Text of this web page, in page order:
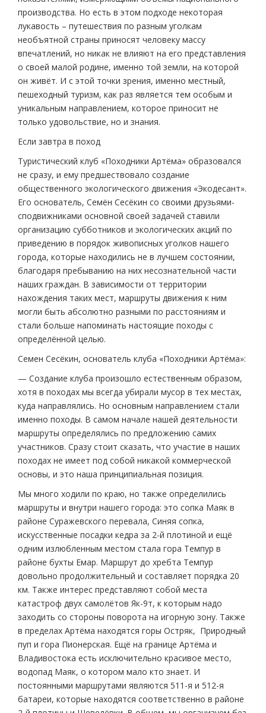
производства. Но есть в этом подходе некоторая
лукавость – путешествия по разным уголкам
необъятной страны приносят человеку массу
впечатлений, но никак не влияют на его представления
о своей малой родине, именно той земли, на которой
он живёт. И с этой точки зрения, именно местный,
пешеходный туризм, как раз является тем особым и
уникальным направлением, которое приносит не
только удовольствие, но и знания.
Если завтра в поход
Туристический клуб «Походники Артёма» образовался
не сразу, и ему предшествовало создание
общественного экологического движения «Экодесант».
Его основатель, Семён Сесёкин со своими друзьями-
сподвижниками основной своей задачей ставили
организацию субботников и экологических акций по
приведению в порядок живописных уголков нашего
города, которые находились не в лучшем состоянии,
благодаря пребыванию на них несознательной части
наших граждан. В зависимости от территории
нахождения таких мест, маршруты движения к ним
могли быть абсолютно разными по расстояниям и
стали больше напоминать настоящие походы с
определённой целью.
Семен Сесёкин, основатель клуба «Походники Артёма»:
— Создание клуба произошло естественным образом,
хотя в походах мы всегда убирали мусор в тех местах,
куда направлялись. Но основным направлением стали
именно походы. В самом начале нашей деятельности
маршруты определялись по предложению самих
участников. Сразу стоит сказать, что участие в наших
походах не имеет под собой никакой коммерческой
основы, и это наша принципиальная позиция.
Мы много ходили по краю, но также определились
маршруты и внутри нашего города: это сопка Маяк в
районе Суражевского перевала, Синяя сопка,
искусственные посадки кедра за 2-й плотиной и ещё
одним излюбленным местом стала гора Темпур в
районе бухты Емар. Маршрут до хребта Темпур
довольно продолжительный и составляет порядка 20
км. Также интерес представляют собой места
катастроф двух самолётов Як-9т, к которым надо
заходить со стороны поворота на игорную зону. Также
в пределах Артёма находятся горы Остряк, Природный
пуп и гора Пионерская. Ещё на границе Артёма и
Владивостока есть исключительно красивое место,
водопад Маяк, о котором мало кто знает. И
постоянными маршрутами являются 511-я и 512-я
батареи, которые находятся соответственно в районе